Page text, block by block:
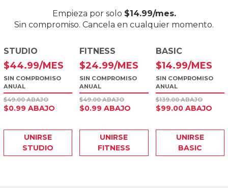
Empieza por solo $14.99/mes.
Sin compromiso. Cancela en cualquier momento.
BASIC
$14.99/MES
SIN COMPROMISO
ANUAL
$139.00 ABAJO
$99.00 ABAJO
UNIRSE
BASIC
FITNESS
$24.99/MES
SIN COMPROMISO
ANUAL
$49.00 ABAJO
$0.99 ABAJO
UNIRSE
FITNESS
STUDIO
$44.99/MES
SIN COMPROMISO
ANUAL
$49.00 ABAJO
$0.99 ABAJO
UNIRSE
STUDIO